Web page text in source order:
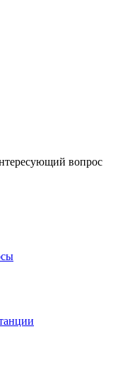
вопрос